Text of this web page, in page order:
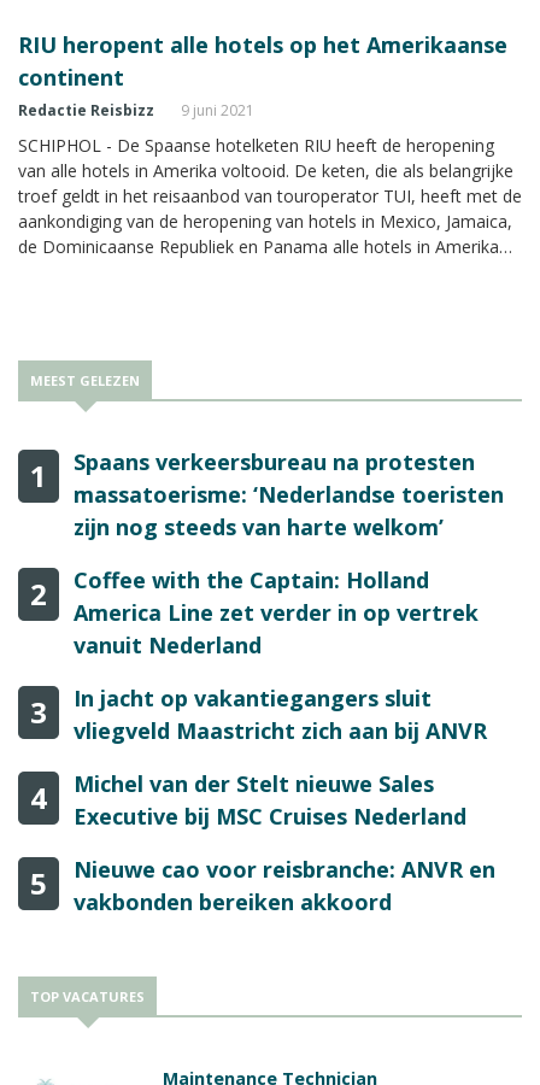
RIU heropent alle hotels op het Amerikaanse
continent
Redactie Reisbizz 9 juni 2021
SCHIPHOL - De Spaanse hotelketen RIU heeft de heropening
van alle hotels in Amerika voltooid. De keten, die als belangrijke
troef geldt in het reisaanbod van touroperator TUI, heeft met de
aankondiging van de heropening van hotels in Mexico, Jamaica,
de Dominicaanse Republiek en Panama alle hotels in Amerika
MEEST GELEZEN
1
Spaans verkeersbureau na protesten
massatoerisme: ‘Nederlandse toeristen
zijn nog steeds van harte welkom’
2
Coffee with the Captain: Holland
America Line zet verder in op vertrek
vanuit Nederland
3
In jacht op vakantiegangers sluit
vliegveld Maastricht zich aan bij ANVR
4
Michel van der Stelt nieuwe Sales
Executive bij MSC Cruises Nederland
5
Nieuwe cao voor reisbranche: ANVR en
vakbonden bereiken akkoord
TOP VACATURES
Maintenance Technician